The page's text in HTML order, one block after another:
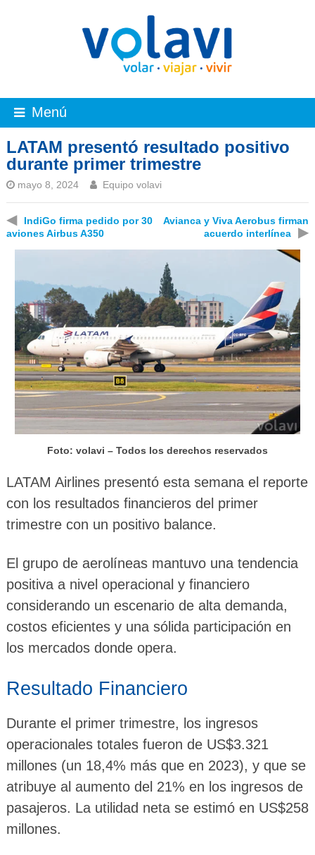
Menú
LATAM presentó resultado positivo
durante primer trimestre
mayo 8, 2024 Equipo volavi
◀
IndiGo firma pedido por 30
aviones Airbus A350
Avianca y Viva Aerobus firman
acuerdo interlínea
▶
Foto: volavi – Todos los derechos reservados
LATAM Airlines presentó esta semana el reporte
con los resultados financieros del primer
trimestre con un positivo balance.
El grupo de aerolíneas mantuvo una tendencia
positiva a nivel operacional y financiero
considerando un escenario de alta demanda,
costos eficientes y una sólida participación en
los mercados donde opera.
Resultado Financiero
Durante el primer trimestre, los ingresos
operacionales totales fueron de US$3.321
millones (un 18,4% más que en 2023), y que se
atribuye al aumento del 21% en los ingresos de
pasajeros. La utilidad neta se estimó en US$258
millones.